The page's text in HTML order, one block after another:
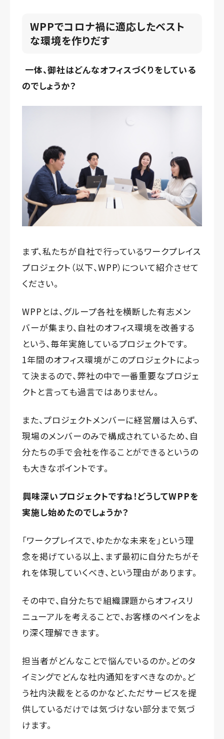
WPPでコロナ禍に適応したベスト
な環境を作りだす
一体、御社はどんなオフィスづくりをしている
のでしょうか？
まず、私たちが自社で行っているワークプレイス
プロジェクト（以下、WPP）について紹介させて
ください。
WPPとは、グループ各社を横断した有志メン
バーが集まり、自社のオフィス環境を改善する
という、毎年実施しているプロジェクトです。
1年間のオフィス環境がこのプロジェクトによっ
て決まるので、弊社の中で一番重要なプロジェ
クトと言っても過言ではありません。
また、プロジェクトメンバーに経営層は入らず、
現場のメンバーのみで構成されているため、自
分たちの手で会社を作ることができるというの
も大きなポイントです。
興味深いプロジェクトですね！どうしてWPPを
実施し始めたのでしょうか？
「ワークプレイスで、ゆたかな未来を」という理
念を掲げている以上、まず最初に自分たちがそ
れを体現していくべき、という理由があります。
その中で、自分たちで組織課題からオフィスリ
ニューアルを考えることで、お客様のペインをよ
り深く理解できます。
担当者がどんなことで悩んでいるのか。どのタ
イミングでどんな社内通知をすべきなのか。ど
う社内決裁をとるのかなど、ただサービスを提
供しているだけでは気づけない部分まで気づ
けます。